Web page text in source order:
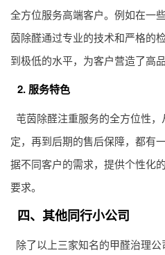
全方位服务高端客户。例如在一
茵除醛通过专业的技术和严格的
到极低的水平，为客户营造了高
2. 服务特色
芚茵除醛注重服务的全方位性
定，再到后期的售后保障，都有
据不同客户的需求，提供个性化
要求。
四、其他同行小公司
除了以上三家知名的甲醛治理